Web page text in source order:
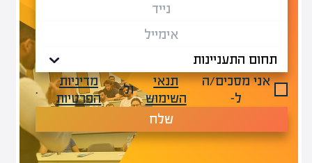
אני מסכים/ה
ל-
תנאי
השימוש
ול-
מדיניות
הפרטיות
.
שלח